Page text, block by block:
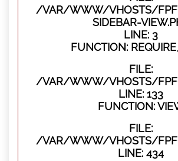
/VAR/WWW/VHOSTS/
SIDEBAR-
LINE: 3
FUNCTION:
FILE:
/VAR/WWW/VHOSTS/
LINE: 133
FUNCTION:
FILE:
/VAR/WWW/VHOSTS/
LINE: 434